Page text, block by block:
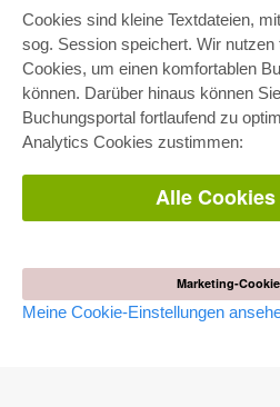
Cookies sind kleine Textdateien,
sog. Session speichert. Wir
Cookies, um einen komfortablen
können. Darüber hinaus können
Buchungsportal fortlaufend zu
Analytics Cookies zustimmen:
Alle
Marketing-
Meine Cookie-Einstellungen
E-COLLECTION
Gesamtpaket
Fachbereichspakete
Pick & Choose
Bereitstellung von E-Books
Häufig gestellte Fragen (FAQ)
AGB
AUTOR WERDEN